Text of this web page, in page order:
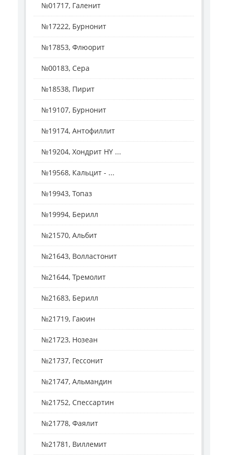
№01717, Галенит
№17222, Бурнонит
№17853, Флюорит
№00183, Сера
№18538, Пирит
№19107, Бурнонит
№19174, Антофиллит
№19204, Хондрит HY ...
№19568, Кальцит - ...
№19943, Топаз
№19994, Берилл
№21570, Альбит
№21643, Волластонит
№21644, Тремолит
№21683, Берилл
№21719, Гаюин
№21723, Нозеан
№21737, Гессонит
№21747, Альмандин
№21752, Спессартин
№21778, Фаялит
№21781, Виллемит